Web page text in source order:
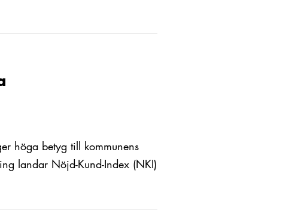
höga betyg till kommunens
landar Nöjd-Kund-Index (NKI)